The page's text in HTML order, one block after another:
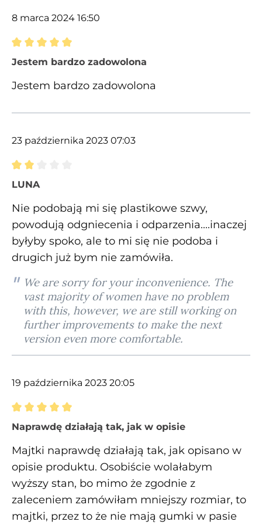
8 marca 2024 16:50
Recenzja z oceną 5 spośród 5 gwiazdek
Jestem bardzo zadowolona
Jestem bardzo zadowolona
23 października 2023 07:03
Recenzja z oceną 2 spośród 5 gwiazdek
LUNA
Nie podobają mi się plastikowe szwy,
powodują odgniecenia i odparzenia....inaczej
byłyby spoko, ale to mi się nie podoba i
drugich już bym nie zamówiła.
We are sorry for your inconvenience. The
vast majority of women have no problem
with this, however, we are still working on
further improvements to make the next
version even more comfortable.
19 października 2023 20:05
Recenzja z oceną 5 spośród 5 gwiazdek
Naprawdę działają tak, jak w opisie
Majtki naprawdę działają tak, jak opisano w
opisie produktu. Osobiście wolałabym
wyższy stan, bo mimo że zgodnie z
zaleceniem zamówiłam mniejszy rozmiar, to
majtki, przez to że nie mają gumki w pasie